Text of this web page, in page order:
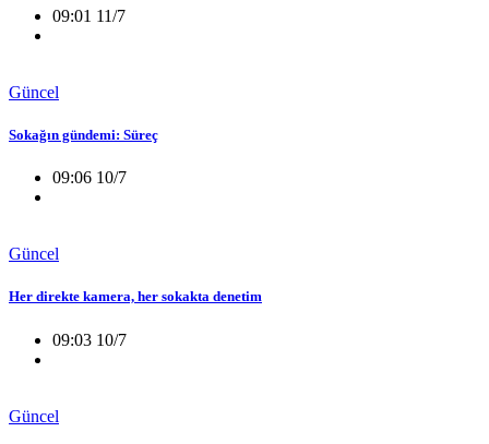
09:01 11/7
Güncel
Sokağın gündemi: Süreç
09:06 10/7
Güncel
Her direkte kamera, her sokakta denetim
09:03 10/7
Güncel